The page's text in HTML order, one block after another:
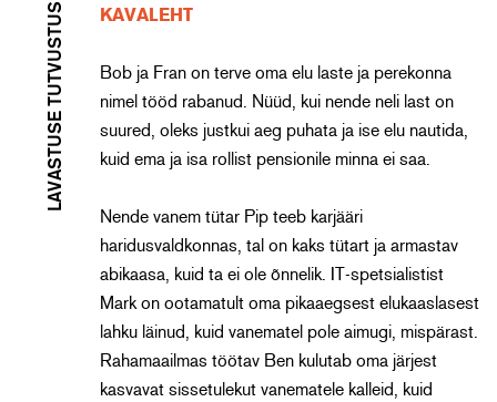
LAVASTUSE TUTVUSTUS KAVALEHT
Bob ja Fran on terve oma elu laste ja perekonna
nimel tööd rabanud. Nüüd, kui nende neli last on
suured, oleks justkui aeg puhata ja ise elu nautida,
kuid ema ja isa rollist pensionile minna ei saa.
Nende vanem tütar Pip teeb karjääri
haridusvaldkonnas, tal on kaks tütart ja armastav
abikaasa, kuid ta ei ole õnnelik. IT-spetsialistist
Mark on ootamatult oma pikaaegsest elukaaslasest
lahku läinud, kuid vanematel pole aimugi, mispärast.
Rahamaailmas töötav Ben kulutab oma järjest
kasvavat sissetulekut vanematele kalleid, kuid